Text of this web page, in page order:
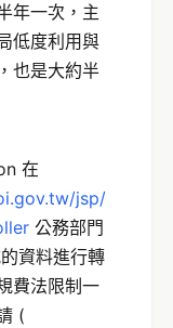
年一次，主
低度利用與
也是大約半
在
jsp/
公務部門
資料進行轉
費法限制一
(